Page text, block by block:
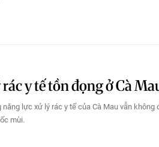
y tế tồn đọng ở Cà
lực xử lý rác y tế của Cà Mau vẫn không
mùi.